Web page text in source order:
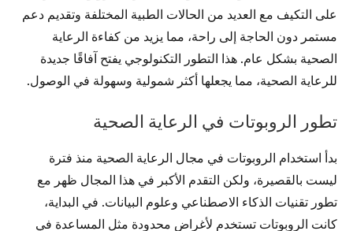
على التكيف مع العديد من الحالات الطبية المختلفة وتقديم دعم
مستمر دون الحاجة إلى راحة، مما يزيد من كفاءة الرعاية
الصحية بشكل عام. هذا التطور التكنولوجي يفتح آفاقًا جديدة
للرعاية الصحية، مما يجعلها أكثر شمولية وسهولة في الوصول.
تطور الروبوتات في الرعاية الصحية
بدأ استخدام الروبوتات في مجال الرعاية الصحية منذ فترة
ليست بالقصيرة، ولكن التقدم الأكبر في هذا المجال ظهر مع
تطور تقنيات الذكاء الاصطناعي وعلوم البيانات. في البداية،
كانت الروبوتات تستخدم لأغراض محدودة مثل المساعدة في